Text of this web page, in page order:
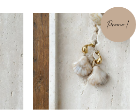
Promo !
Le
prix
initial
était :
24,90€.
Le
prix
est :
12,45€.